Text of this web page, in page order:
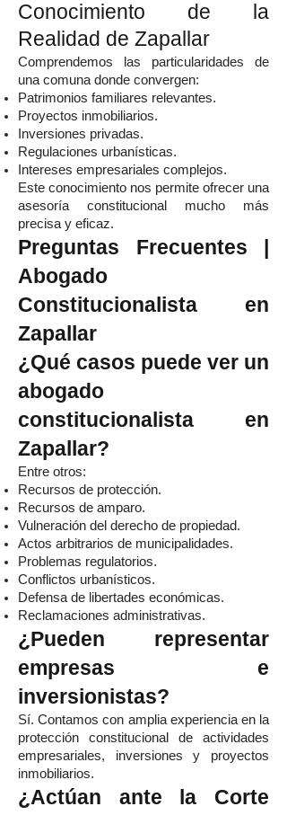
Conocimiento de la
Realidad de Zapallar
Comprendemos las particularidades de
una comuna donde convergen:
Patrimonios familiares relevantes.
Proyectos inmobiliarios.
Inversiones privadas.
Regulaciones urbanísticas.
Intereses empresariales complejos.
Este conocimiento nos permite ofrecer una
asesoría constitucional mucho más
precisa y eficaz.
Preguntas Frecuentes |
Abogado
Constitucionalista en
Zapallar
¿Qué casos puede ver un
abogado
constitucionalista en
Zapallar?
Entre otros:
Recursos de protección.
Recursos de amparo.
Vulneración del derecho de propiedad.
Actos arbitrarios de municipalidades.
Problemas regulatorios.
Conflictos urbanísticos.
Defensa de libertades económicas.
Reclamaciones administrativas.
¿Pueden representar
empresas e
inversionistas?
Sí. Contamos con amplia experiencia en la
protección constitucional de actividades
empresariales, inversiones y proyectos
inmobiliarios.
¿Actúan ante la Corte